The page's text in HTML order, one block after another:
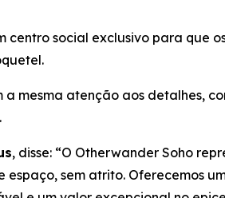
social exclusivo para que
mesma atenção aos detalhes,
, disse: “O Otherwander Soho
espaço, sem atrito.